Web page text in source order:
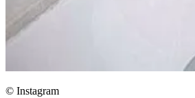
© Instagram